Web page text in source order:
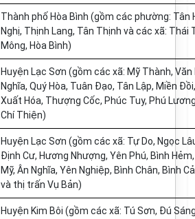
Thành phố Hòa Bình (gồm các phường: Tân
Nghị, Thịnh Lang, Tân Thịnh và các xã: Thái
Mông, Hòa Bình)
Huyện Lạc Sơn (gồm các xã: Mỹ Thành, Văn
Nghĩa, Quý Hòa, Tuân Đạo, Tân Lập, Miền
Xuất Hóa, Thượng Cốc, Phúc Tuy, Phú
Chí Thiện)
Huyện Lạc Sơn (gồm các xã: Tự Do, Ngọc
Định Cư, Hương Nhượng, Yên Phú, Bình
Mỹ, Ân Nghĩa, Yên Nghiệp, Bình Chân, Bình
và thị trấn Vụ Bản)
Huyện Kim Bôi (gồm các xã: Tú Sơn, Đú